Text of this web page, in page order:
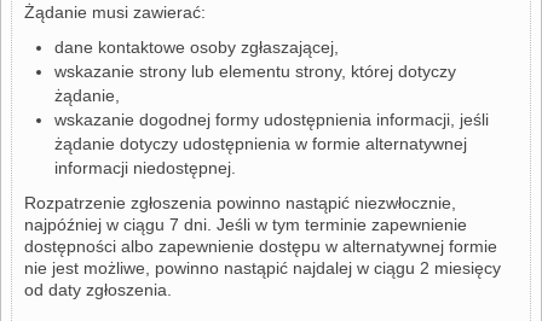
Żądanie musi zawierać:
dane kontaktowe osoby zgłaszającej,
wskazanie strony lub elementu strony, której dotyczy
żądanie,
wskazanie dogodnej formy udostępnienia informacji, jeśli
żądanie dotyczy udostępnienia w formie alternatywnej
informacji niedostępnej.
Rozpatrzenie zgłoszenia powinno nastąpić niezwłocznie,
najpóźniej w ciągu 7 dni. Jeśli w tym terminie zapewnienie
dostępności albo zapewnienie dostępu w alternatywnej formie
nie jest możliwe, powinno nastąpić najdalej w ciągu 2 miesięcy
od daty zgłoszenia.